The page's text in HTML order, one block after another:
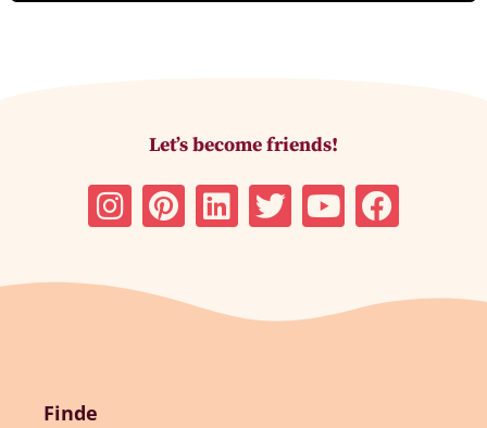
Let’s become friends!
Finde